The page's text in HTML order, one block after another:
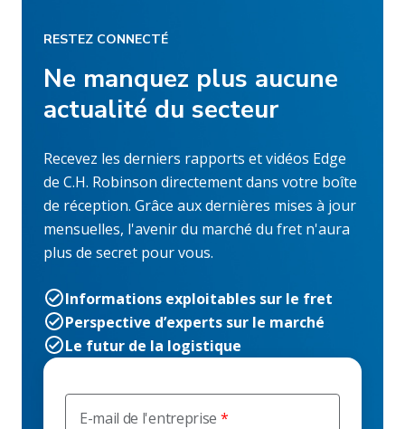
E-mail de l'entreprise
RESTEZ CONNECTÉ
Ne manquez plus aucune
actualité du secteur
Recevez les derniers rapports et vidéos Edge
de C.H. Robinson directement dans votre boîte
de réception. Grâce aux dernières mises à jour
mensuelles, l'avenir du marché du fret n'aura
plus de secret pour vous.
Informations exploitables sur le fret
Perspective d’experts sur le marché
Le futur de la logistique